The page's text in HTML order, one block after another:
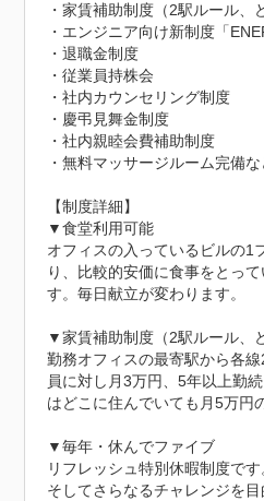
・家賃補助制度（2駅ルール、
・エンジニア向け新制度「
・退職金制度
・従業員持株会
・社内カウンセリング制度
・慶弔見舞金制度
・社内親睦会費補助制度
・無料マッサージルーム完備な
【制度詳細】
▼食堂利用可能
オフィスの入っているビルの1
り、比較的安価に食事をとっ
す。毎日献立が変わります。
▼家賃補助制度（2駅ルール、
勤務オフィスの最寄駅から各
員に対し月3万円、5年以上勤
はどこに住んでいても月5万円
▼毎年・休んでファイブ
リフレッシュ特別休暇制度で
そしてさらなるチャレンジを